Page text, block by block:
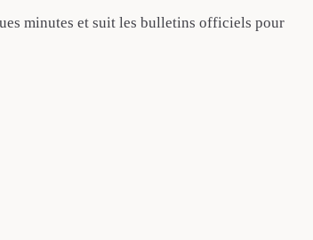
minutes et suit les bulletins officiels pour